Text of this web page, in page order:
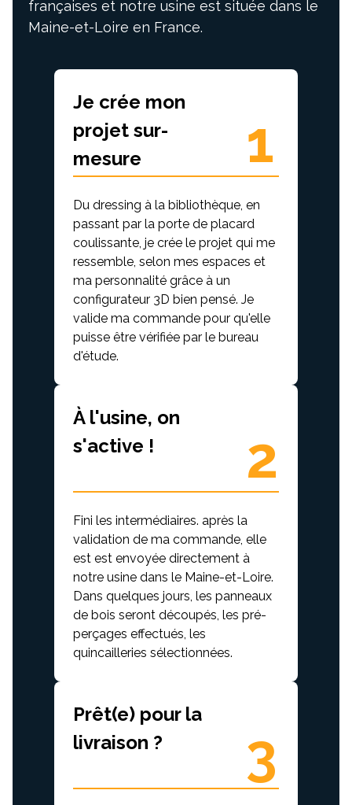
françaises et notre usine est située dans le
Maine-et-Loire en France.
1
Je crée mon
projet sur-
mesure
Du dressing à la bibliothèque, en
passant par la porte de placard
coulissante, je crée le projet qui me
ressemble, selon mes espaces et
ma personnalité grâce à un
configurateur 3D bien pensé. Je
valide ma commande pour qu'elle
puisse être vérifiée par le bureau
d'étude.
2
À l'usine, on
s'active !
Fini les intermédiaires. après la
validation de ma commande, elle
est est envoyée directement à
notre usine dans le Maine-et-Loire.
Dans quelques jours, les panneaux
de bois seront découpés, les pré-
perçages effectués, les
quincailleries sélectionnées.
3
Prêt(e) pour la
livraison ?